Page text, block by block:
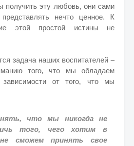
получить эту любовь, они сами
нечто ценное. К
этой простой истины не
задача наших воспитателей –
того, что мы обладаем
зависимости от того, что мы
что мы никогда не
того, чего хотим в
сможем принять свое